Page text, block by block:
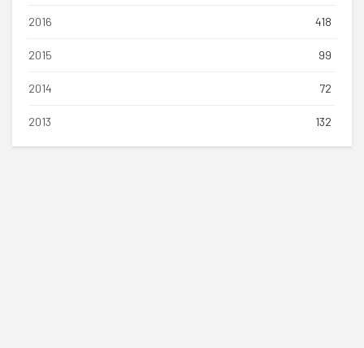
2016 418
2015 99
2014 72
2013 132